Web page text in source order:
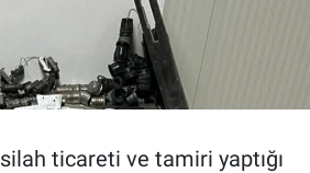
ticareti ve tamiri yaptığı